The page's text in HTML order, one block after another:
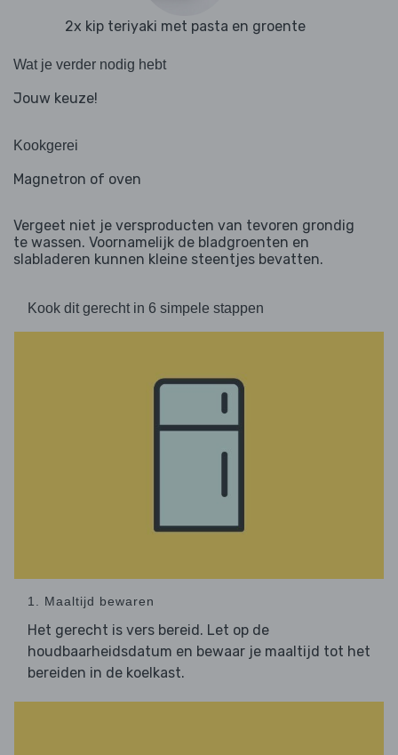
2x kip teriyaki met pasta en groente
Wat je verder nodig hebt
Jouw keuze!
Kookgerei
Magnetron of oven
Vergeet niet je versproducten van tevoren grondig
te wassen. Voornamelijk de bladgroenten en
slabladeren kunnen kleine steentjes bevatten.
Kook dit gerecht in 6 simpele stappen
1. Maaltijd bewaren
Het gerecht is vers bereid. Let op de
houdbaarheidsdatum en bewaar je maaltijd tot het
bereiden in de koelkast.